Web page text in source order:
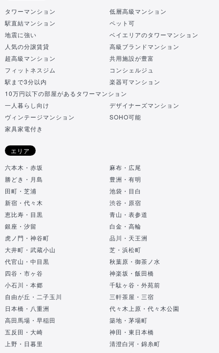
タワーマンション
低層高級マンション
駅直結マンション
ペット可
地震に強い
ベイエリアのタワーマンション
人気の分譲賃貸
高級ブランドマンション
超高級マンション
共用施設が豊富
フィットネスジム
コンシェルジュ
駅まで3分以内
楽器可マンション
10万円以下の部屋があるタワーマンション
一人暮らし向け
デザイナーズマンション
ヴィンテージマンション
SOHO可能
家具家電付き
エリア
六本木・赤坂
麻布・広尾
勝どき・月島
豊洲・有明
田町・芝浦
池袋・目白
新宿・代々木
渋谷・原宿
恵比寿・目黒
青山・表参道
銀座・汐留
白金・高輪
虎ノ門・神谷町
品川・天王洲
大井町・武蔵小山
芝・浜松町
代官山・中目黒
秋葉原・御茶ノ水
四谷・市ヶ谷
神楽坂・飯田橋
小石川・本郷
千駄ヶ谷・外苑前
自由が丘・二子玉川
三軒茶屋・三宿
日本橋・八重洲
代々木上原・代々木公園
高田馬場・早稲田
築地・茅場町
五反田・大崎
神田・東日本橋
上野・日暮里
清澄白河・錦糸町